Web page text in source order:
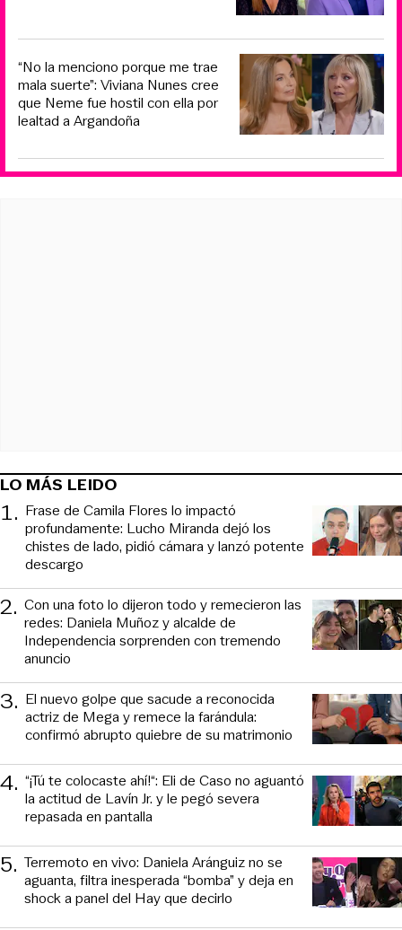
“No la menciono porque me trae
mala suerte”: Viviana Nunes cree
que Neme fue hostil con ella por
lealtad a Argandoña
LO MÁS LEIDO
1. Frase de Camila Flores lo impactó
profundamente: Lucho Miranda dejó los
chistes de lado, pidió cámara y lanzó potente
descargo
2. Con una foto lo dijeron todo y remecieron las
redes: Daniela Muñoz y alcalde de
Independencia sorprenden con tremendo
anuncio
3. El nuevo golpe que sacude a reconocida
actriz de Mega y remece la farándula:
confirmó abrupto quiebre de su matrimonio
4. “¡Tú te colocaste ahí!“: Eli de Caso no aguantó
la actitud de Lavín Jr. y le pegó severa
repasada en pantalla
5. Terremoto en vivo: Daniela Aránguiz no se
aguanta, filtra inesperada “bomba” y deja en
shock a panel del Hay que decirlo